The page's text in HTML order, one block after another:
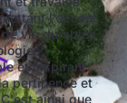
l'accent
vie durables
et inspirant.
pertinence et
ainsi que